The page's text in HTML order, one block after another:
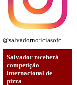
@salvadornoticiasofc
Salvador receberá
competição
internacional de
pizza